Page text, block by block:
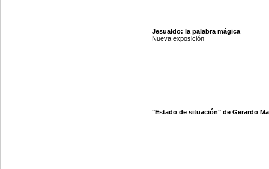
Jesualdo: la palabra mágica
Nueva exposición
"Estado de situación" de Gerardo